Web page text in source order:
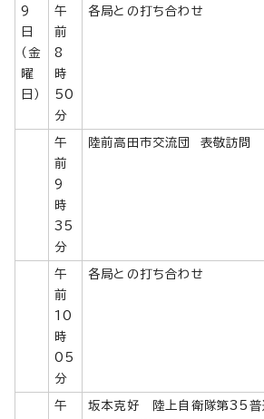
9
日
（金
曜
日）
午
前
8
時
50
分
各局との打ち合わせ
午
前
9
時
35
分
陸前高田市交流団 表敬訪問
午
前
10
時
05
分
各局との打ち合わせ
午
坂本克好 陸上自衛隊第35普